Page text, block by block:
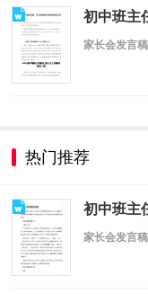
初中班主
家长会发言稿
热门推荐
初中班主
家长会发言稿